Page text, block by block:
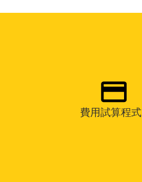
費用試算程式